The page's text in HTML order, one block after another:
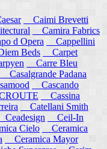
Caimi Brevetti
Camira Fabrics
d Opera
Cappellini
Beds
Carpet
Carre Bleu
Casalgrande Padana
Cascando
Cassina
Catellani Smith
Ceadesign
Ceil-In
Cielo
Ceramica
Ceramica Mayor